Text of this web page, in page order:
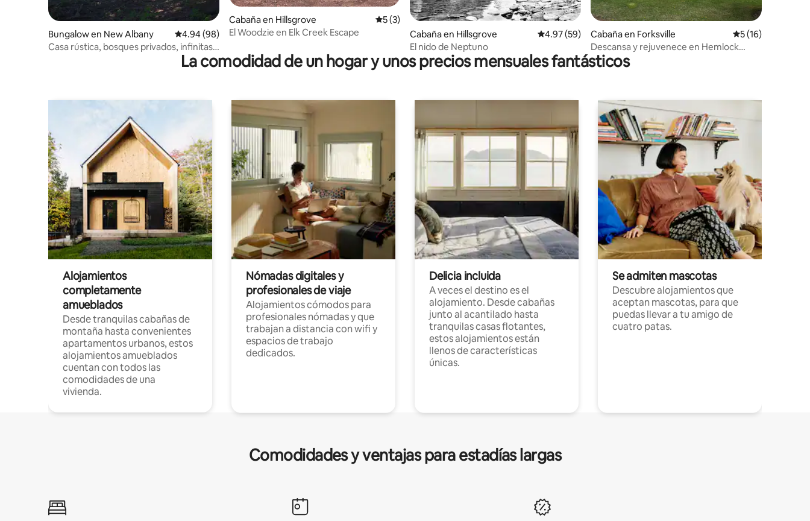
Bungalow en New Albany Calificación promedio: 4.94 de 5, 98 reseñas
4.94 (98)
Casa rústica, bosques privados, infinitas
Cabaña en Hillsgrove Calificación promedio: 5 de 5, 3 reseñas
5 (3)
El Woodzie en Elk Creek Escape
Cabaña en Hillsgrove Calificación promedio: 4.97 de 5, 59 reseñas
4.97 (59)
El nido de Neptuno
Cabaña en Forksville Calificación
5 (16)
Descansa y rejuvenece en Hemlock
Hideaway
La comodidad de un hogar y unos precios mensuales fantásticos
Alojamientos
completamente
amueblados
Desde tranquilas cabañas de
montaña hasta convenientes
apartamentos urbanos, estos
alojamientos amueblados
cuentan con todos las
comodidades de una
vivienda.
Nómadas digitales y
profesionales de viaje
Alojamientos cómodos para
profesionales nómadas y que
trabajan a distancia con wifi y
espacios de trabajo
dedicados.
Delicia incluida
A veces el destino es el
alojamiento. Desde cabañas
junto al acantilado hasta
tranquilas casas flotantes,
estos alojamientos están
llenos de características
únicas.
Se admiten mascotas
Descubre alojamientos que
aceptan mascotas, para que
puedas llevar a tu amigo de
cuatro patas.
Comodidades y ventajas para estadías largas